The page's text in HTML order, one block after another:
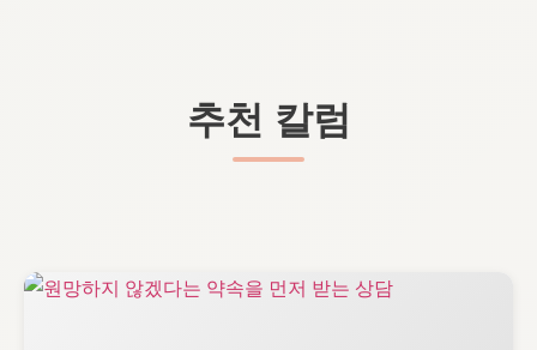
추천 칼럼